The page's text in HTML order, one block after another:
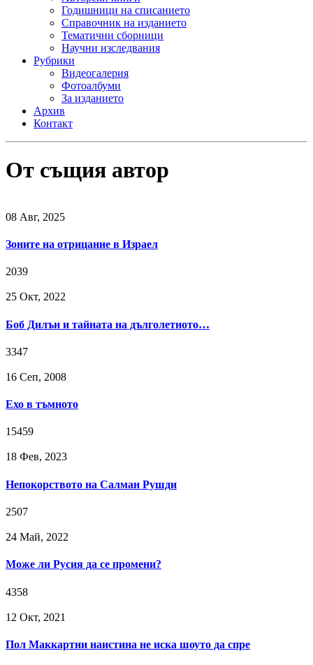
Годишници на списанието
Справочник на изданието
Тематични сборници
Научни изследвания
Рубрики
Видеогалерия
Фотоалбуми
За изданието
Архив
Контакт
От същия автор
08 Авг, 2025
Зоните на отрицание в Израел
2039
25 Окт, 2022
Боб Дилън и тайната на дълголетното…
3347
16 Сeп, 2008
Ехо в тъмното
15459
18 Фев, 2023
Непокорството на Салман Рушди
2507
24 Май, 2022
Може ли Русия да се промени?
4358
12 Окт, 2021
Пол Маккартни наистина не иска шоуто да спре